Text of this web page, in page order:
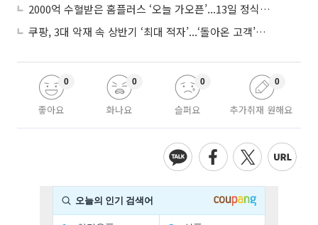
2000억 수혈받은 홈플러스 ‘오늘 가오픈’...13일 정식 개장 시험대
쿠팡, 3대 악재 속 상반기 ‘최대 적자’...‘돌아온 고객’에 수익성 반등 주목
좋아요
0
화나요
0
슬퍼요
0
추가취재 원해요
0